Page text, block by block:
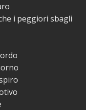
i peggiori sbagli